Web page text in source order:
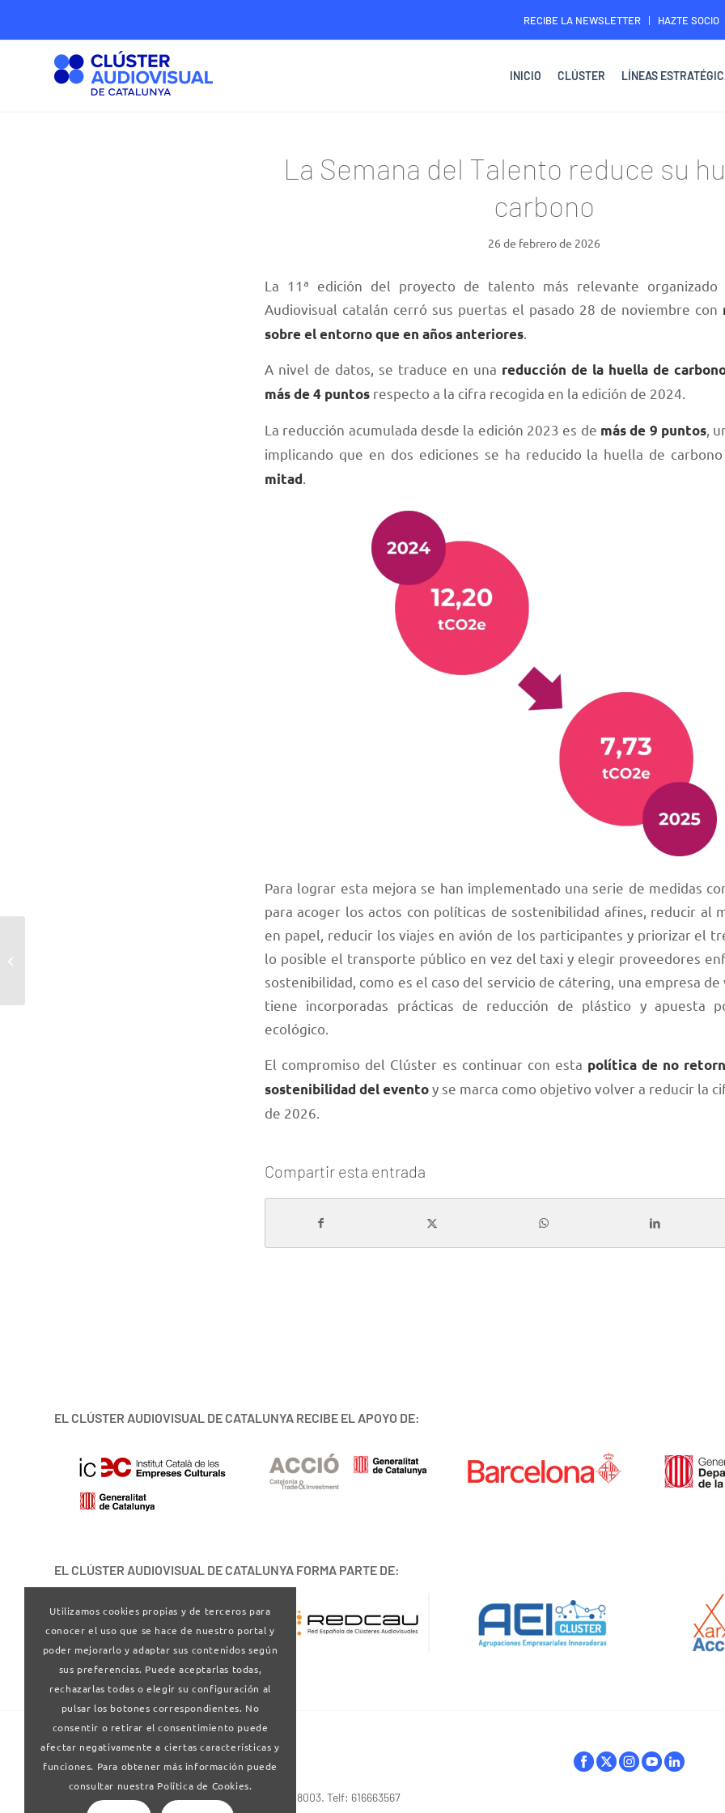
RECIBE LA NEWSLETTER HAZTE SOCIO
INICIO CLÚSTER LÍNEAS
La Semana del Talento reduce su
carbono
26 de febrero de 2026
La 11ª edición del proyecto de talento más relevante
Audiovisual catalán cerró sus puertas el pasado 28 de noviembre con
sobre el entorno que en años anteriores
A nivel de datos, se traduce en una reducción de la huella de
más de 4 puntos respecto a la cifra recogida en la edición de 2024.
La reducción acumulada desde la edición 2023 es de más de 9 puntos ,
implicando que en dos ediciones se ha reducido la huella de
mitad
Para lograr esta mejora se han implementado una serie de medidas
para acoger los actos con políticas de sostenibilidad afines, reducir al
en papel, reducir los viajes en avión de los participantes y priorizar el
lo posible el transporte público en vez del taxi y elegir proveedores
sostenibilidad, como es el caso del servicio de cátering, una empresa
tiene incorporadas prácticas de reducción de plástico y apuesta
ecológico.
El compromiso del Clúster es continuar con esta política de no
sostenibilidad del eventoy se marca como objetivo volver a reducir la
de 2026.
Compartir esta entrada
EL CLÚSTER AUDIOVISUAL DE CATALUNYA RECIBE EL APOYO DE:
EL CLÚSTER AUDIOVISUAL DE CATALUNYA FORMA PARTE DE:
Via Laietana 32-34 4ª planta . Barcelona 08003. Telf: 616663567
Utilizamos cookies propias y de terceros para
conocer el uso que se hace de nuestro portal y
poder mejorarlo y adaptar sus contenidos según
sus preferencias. Puede aceptarlas todas,
rechazarlas todas o elegir su configuración al
pulsar los botones correspondientes. No
consentir o retirar el consentimiento puede
afectar negativamente a ciertas características y
funciones. Para obtener más información puede
consultar nuestra Política de Cookies.